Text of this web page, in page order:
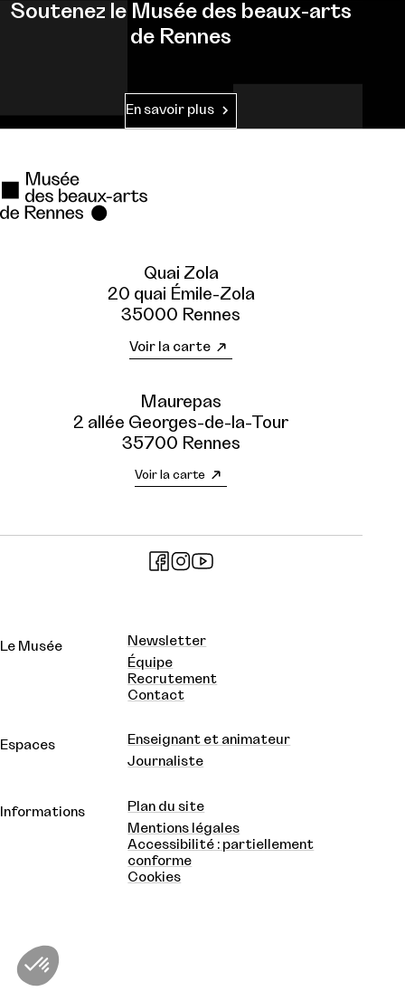
Soutenez le Musée des beaux-arts
de Rennes
En savoir plus
Quai Zola
20 quai Émile-Zola
35000 Rennes
Voir la carte
Maurepas
2 allée Georges-de-la-Tour
35700 Rennes
Voir la carte
Le Musée
Newsletter
Équipe
Recrutement
Contact
Espaces
Enseignant et animateur
Journaliste
Informations
Plan du site
Mentions légales
Accessibilité : partiellement
conforme
Cookies